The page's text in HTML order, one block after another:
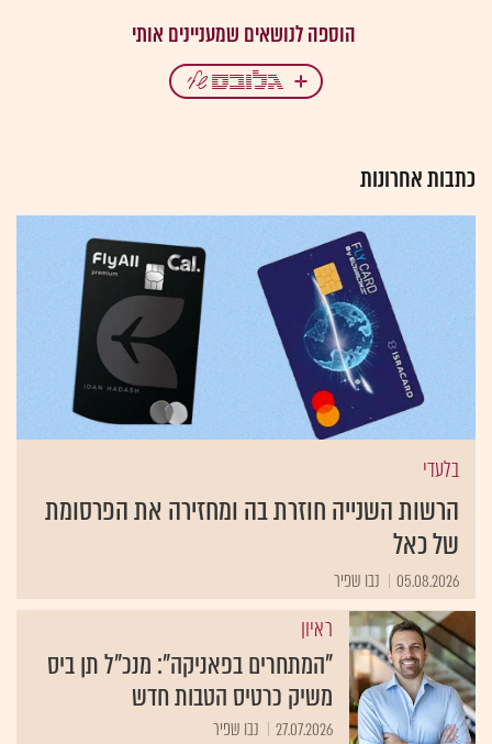
כתבות אחרונות
בלעדי
הרשות השנייה חוזרת בה ומחזירה את הפרסומת
של כאל
05.08.2026 נבו שפיר
ראיון
"המתחרים בפאניקה": מנכ"ל תן ביס
משיק כרטיס הטבות חדש
27.07.2026 נבו שפיר